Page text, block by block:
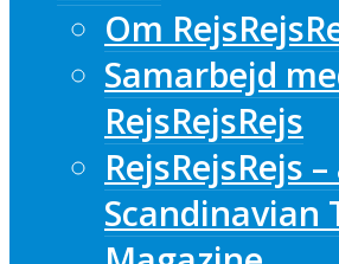
Om
Samarbejd
RejsRejsRejs
RejsRejsRejs –
Scandinavian